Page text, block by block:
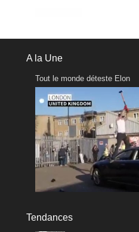
A la Une
Tout le monde déteste Elon
Tendances